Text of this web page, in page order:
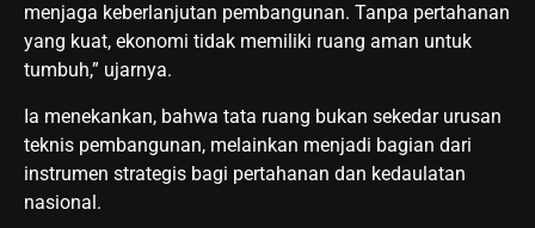
menjaga keberlanjutan pembangunan. Tanpa pertahanan
yang kuat, ekonomi tidak memiliki ruang aman untuk
tumbuh,” ujarnya.
Ia menekankan, bahwa tata ruang bukan sekedar urusan
teknis pembangunan, melainkan menjadi bagian dari
instrumen strategis bagi pertahanan dan kedaulatan
nasional.